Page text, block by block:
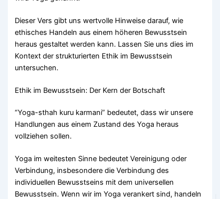
Dieser Vers gibt uns wertvolle Hinweise darauf, wie
ethisches Handeln aus einem höheren Bewusstsein
heraus gestaltet werden kann. Lassen Sie uns dies im
Kontext der strukturierten Ethik im Bewusstsein
untersuchen.
Ethik im Bewusstsein: Der Kern der Botschaft
“Yoga-sthah kuru karmani” bedeutet, dass wir unsere
Handlungen aus einem Zustand des Yoga heraus
vollziehen sollen.
Yoga im weitesten Sinne bedeutet Vereinigung oder
Verbindung, insbesondere die Verbindung des
individuellen Bewusstseins mit dem universellen
Bewusstsein. Wenn wir im Yoga verankert sind, handeln